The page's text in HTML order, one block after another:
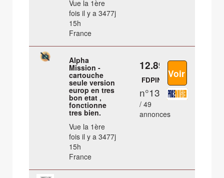
Vue la 1ère
fois il y a 3477j
15h
France
Alpha
Mission -
cartouche
seule version
europ en tres
bon etat ,
fonctionne
tres bien.
Vue la 1ère
fois il y a 3477j
15h
France
12.89 €
FDPIN
n°13
/ 49
annonces